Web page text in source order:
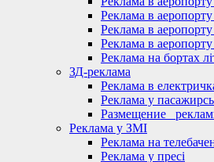
Реклама в
Реклама в
Реклама в
Реклама на бортах
ЗД-реклама
Реклама в
Реклама у
Размещение_
Реклама у ЗМІ
Реклама на
Реклама у пресі